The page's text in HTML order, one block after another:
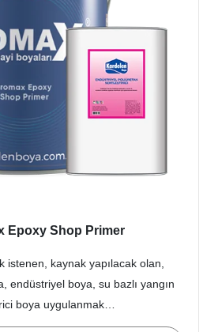
Epoxy Shop Primer
istenen, kaynak yapılacak olan,
endüstriyel boya, su bazlı yangın
boya uygulanmak…